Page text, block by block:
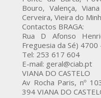
Bouro, Valença,
Cerveira, Vieira do
Contactos BRAGA:
Rua D Afonso
Freguesia da Sé) 4700
Tel: 253 617 604
E-mail: geral@ciab.pt
VIANA DO CASTELO
Av Rocha Paris, nº
394 VIANA DO